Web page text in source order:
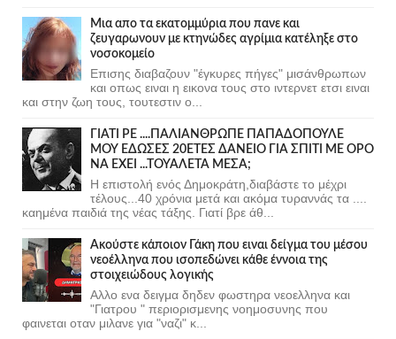
Μια απο τα εκατομμύρια που πανε και
ζευγαρωνουν με κτηνώδες αγρίμια κατέληξε στο
νοσοκομείο
Επισης διαβαζουν "έγκυρες πήγες" μισάνθρωπων
και οπως ειναι η εικονα τους στο ιντερνετ ετσι ειναι
και στην ζωη τους, τουτεστιν ο...
ΓΙΑΤΙ ΡΕ ....ΠΑΛΙΑΝΘΡΩΠΕ ΠΑΠΑΔΟΠΟΥΛΕ
ΜΟΥ ΕΔΩΣΕΣ 20ΕΤΕΣ ΔΑΝΕΙΟ ΓΙΑ ΣΠΙΤΙ ΜΕ ΟΡΟ
ΝΑ ΕΧΕΙ ...ΤΟΥΑΛΕΤΑ ΜΕΣΑ;
Η επιστολή ενός Δημοκράτη,διαβάστε το μέχρι
τέλους...40 χρόνια μετά και ακόμα τυραννάς τα ....
καημένα παιδιά της νέας τάξης. Γιατί βρε άθ...
Ακούστε κάποιον Γάκη που ειναι δείγμα του μέσου
νεοέλληνα που ισοπεδώνει κάθε έννοια της
στοιχειώδους λογικής
Αλλο ενα δειγμα δηδεν φωστηρα νεοελληνα και
"Γιατρου " περιορισμενης νοημοσυνης που
φαινεται οταν μιλανε για "ναζι" κ...